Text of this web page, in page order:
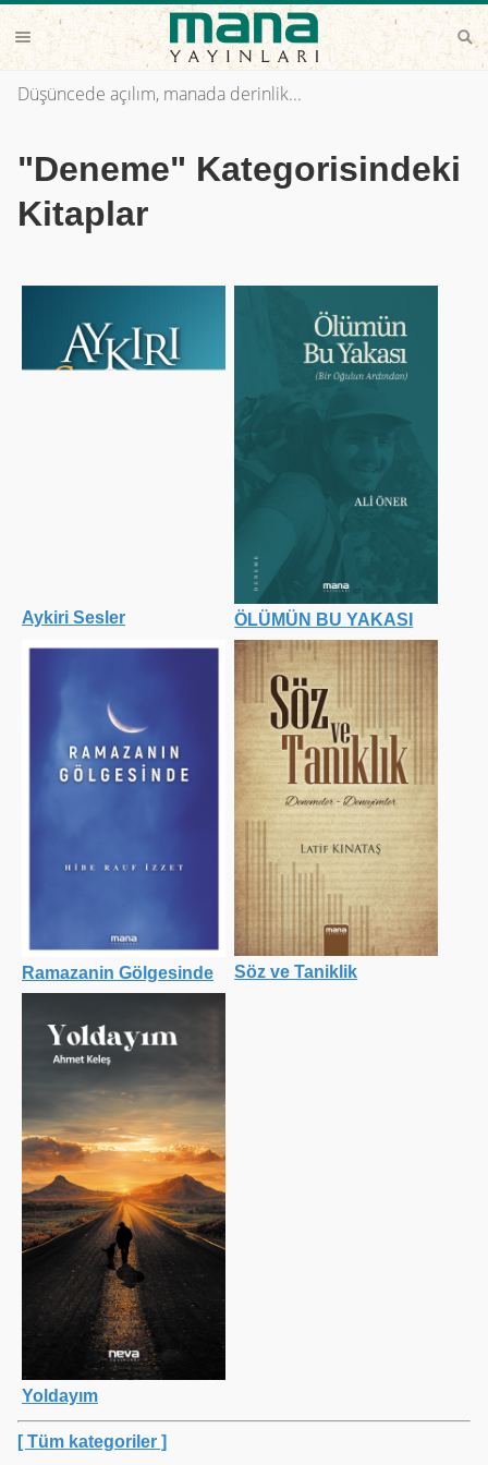
Düşüncede açılım, manada derinlik...
"Deneme" Kategorisindeki
Kitaplar
Aykiri Sesler ÖLÜMÜN BU YAKASI
Ramazanin Gölgesinde Söz ve Taniklik
Yoldayım
[ Tüm kategoriler ]